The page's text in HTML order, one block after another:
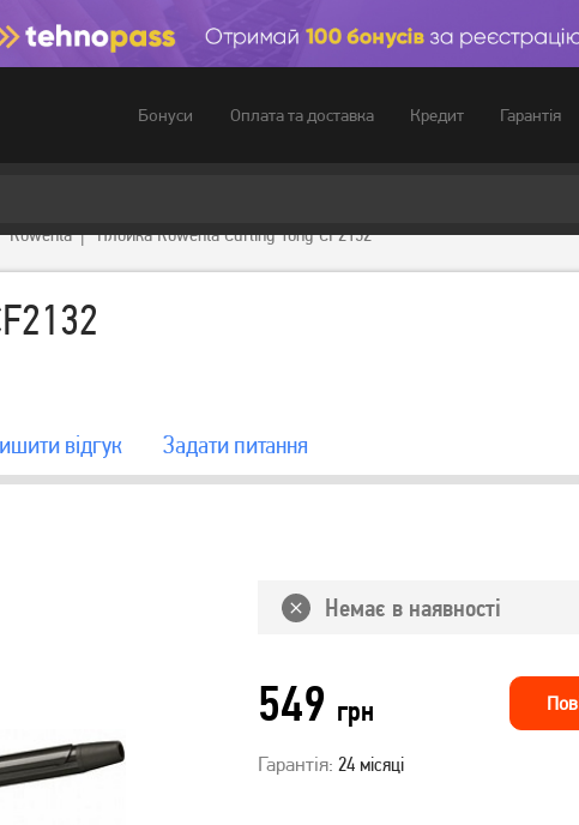
Бонуси Оплата та доставка Кредит Гарантія
Rowenta Плойка Rowenta Curling Tong CF2132
вiдгук Задати питання
Немає в наявності
549 грн
Гарантія: 24 місяці